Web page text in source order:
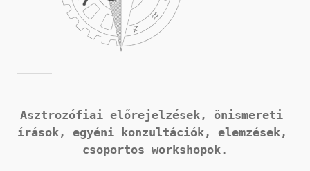
Asztrozófiai előrejelzések, önismereti
írások,
csoportos workshopok.